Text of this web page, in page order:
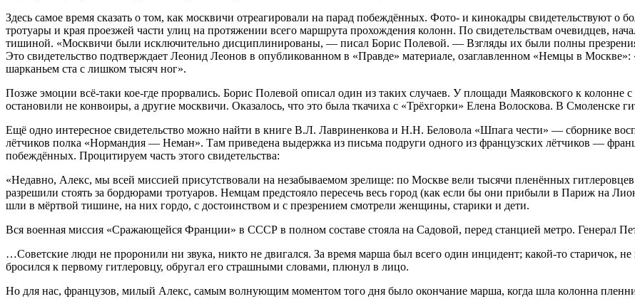
Здесь самое время сказать о том, как москвичи отреагировали на парад побеждённых. Фото- и кинокадры свидетельствуют о
тротуары и края проезжей части улиц на протяжении всего маршрута прохождения колонн. По свидетельствам очевидцев,
тишиной. «Москвичи были исключительно дисциплинированы, — писал Борис Полевой. — Взгляды их были полны
Это свидетельство подтверждает Леонид Леонов в опубликованном в «Правде» материале, озаглавленном «Немцы в
шарканьем ста с лишком тысяч ног».
Позже эмоции всё-таки кое-где прорвались. Борис Полевой описал один из таких случаев. У площади Маяковского к
остановили не конвоиры, а другие москвичи. Оказалось, что это была ткачиха с «Трёхгорки» Елена Волоскова. В
Ещё одно интересное свидетельство можно найти в книге В.Л. Лавриненкова и Н.Н. Беловола «Шпага чести» — сборнике
лётчиков полка «Нормандия — Неман». Там приведена выдержка из письма подруги одного из французских лётчиков —
побеждённых. Процитируем часть этого свидетельства:
«Недавно, Алекс, мы всей миссией присутствовали на незабываемом зрелище: по Москве вели тысячи пленённых
разрешили стоять за бордюрами тротуаров. Немцам предстояло пересечь весь город (как если бы они прибыли в Париж на
шли в мёртвой тишине, на них гордо, с достоинством и с презрением смотрели женщины, старики и дети.
Вся военная миссия «Сражающейся Франции» в СССР в полном составе стояла на Садовой, перед станцией метро. Генерал
…Советские люди не проронили ни звука, никто не двигался. За время марша был всего один инцидент; какой-то старичок, не
бросился к первому гитлеровцу, обругал его страшными словами, плюнул в лицо.
Но для нас, французов, милый Алекс, самым волнующим моментом того дня было окончание марша, когда шла колонна